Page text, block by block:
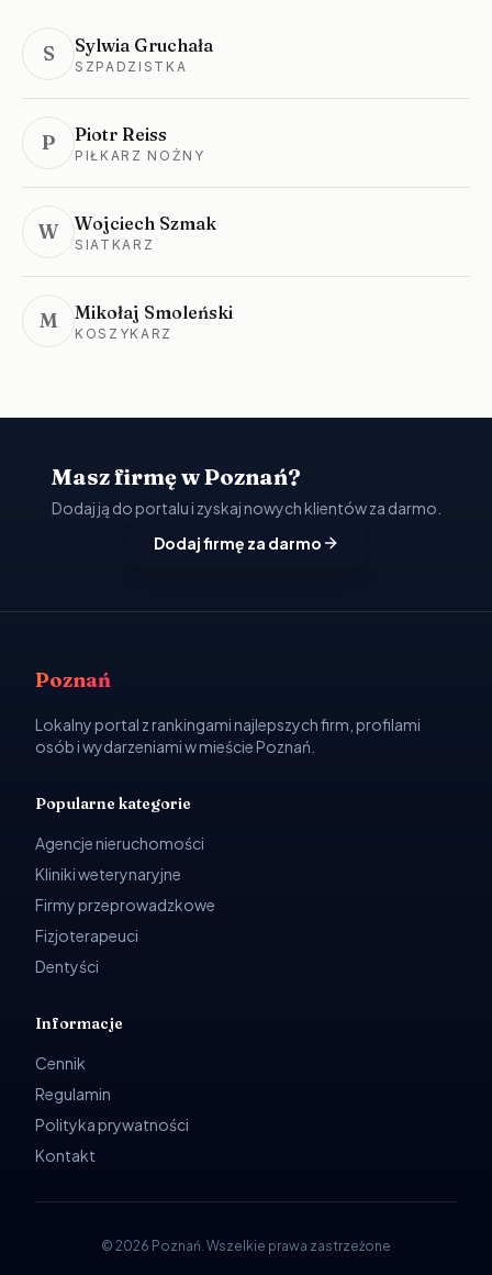
S Sylwia Gruchała
SZPADZISTKA
P Piotr Reiss
PIŁKARZ NOŻNY
W Wojciech Szmak
SIATKARZ
M Mikołaj Smoleński
KOSZYKARZ
Masz firmę w Poznań?
Dodaj ją do portalu i zyskaj nowych klientów za darmo.
Dodaj firmę za darmo
Poznań
Lokalny portal z rankingami najlepszych firm, profilami
osób i wydarzeniami w mieście Poznań.
Popularne kategorie
Agencje nieruchomości
Kliniki weterynaryjne
Firmy przeprowadzkowe
Fizjoterapeuci
Dentyści
Informacje
Cennik
Regulamin
Polityka prywatności
Kontakt
© 2026 Poznań. Wszelkie prawa zastrzeżone